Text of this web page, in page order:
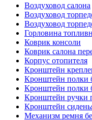
Воздуховод салона
Воздуховод
Воздуховод
Горловина
Коврик консоли
Коврик салона
Корпус отопителя
Кронштейн
Кронштейн полки
Кронштейн полки
Кронштейн ручки
Кронштейн
Механизм ремня